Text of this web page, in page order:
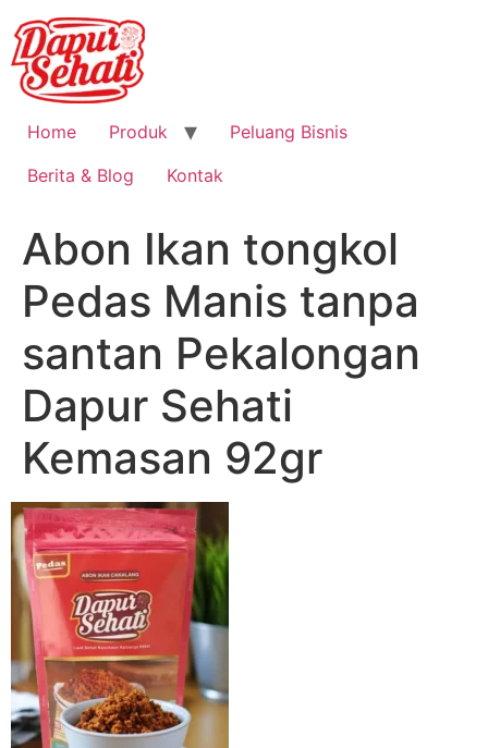
Home Produk
Peluang Bisnis
Berita & Blog
Kontak
Abon Ikan tongkol
Pedas Manis tanpa
santan Pekalongan
Dapur Sehati
Kemasan 92gr